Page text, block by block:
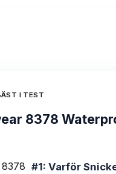
I TEST
8378
#1: Varför